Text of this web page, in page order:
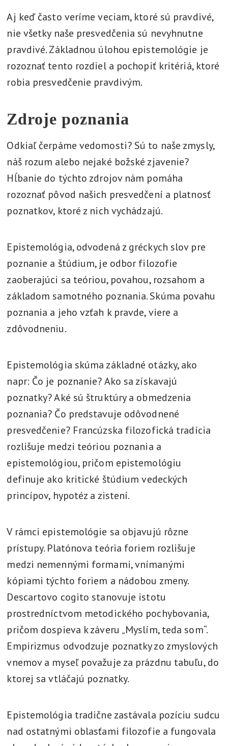
Aj keď často veríme veciam, ktoré sú pravdivé,
nie všetky naše presvedčenia sú nevyhnutne
pravdivé. Základnou úlohou epistemológie je
rozoznať tento rozdiel a pochopiť kritériá, ktoré
robia presvedčenie pravdivým.
Zdroje poznania
Odkiaľ čerpáme vedomosti? Sú to naše zmysly,
náš rozum alebo nejaké božské zjavenie?
Hĺbanie do týchto zdrojov nám pomáha
rozoznať pôvod našich presvedčení a platnosť
poznatkov, ktoré z nich vychádzajú.
Epistemológia, odvodená z gréckych slov pre
poznanie a štúdium, je odbor filozofie
zaoberajúci sa teóriou, povahou, rozsahom a
základom samotného poznania. Skúma povahu
poznania a jeho vzťah k pravde, viere a
zdôvodneniu.
Epistemológia skúma základné otázky, ako
napr: Čo je poznanie? Ako sa získavajú
poznatky? Aké sú štruktúry a obmedzenia
poznania? Čo predstavuje odôvodnené
presvedčenie? Francúzska filozofická tradícia
rozlišuje medzi teóriou poznania a
epistemológiou, pričom epistemológiu
definuje ako kritické štúdium vedeckých
princípov, hypotéz a zistení.
V rámci epistemológie sa objavujú rôzne
prístupy. Platónova teória foriem rozlišuje
medzi nemennými formami, vnímanými
kópiami týchto foriem a nádobou zmeny.
Descartovo cogito stanovuje istotu
prostredníctvom metodického pochybovania,
pričom dospieva k záveru „Myslím, teda som“.
Empirizmus odvodzuje poznatky zo zmyslových
vnemov a myseľ považuje za prázdnu tabuľu, do
ktorej sa vtláčajú poznatky.
Epistemológia tradične zastávala pozíciu sudcu
nad ostatnými oblasťami filozofie a fungovala